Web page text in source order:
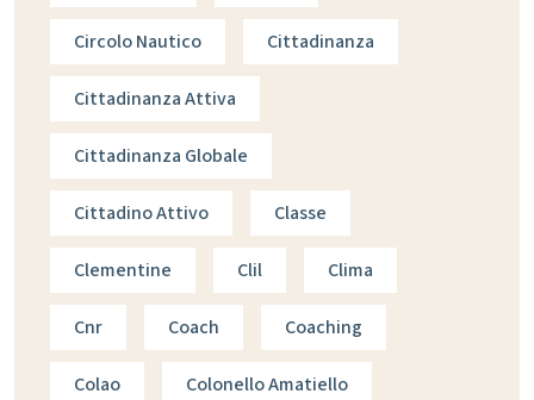
Circolo Nautico Cittadinanza
Cittadinanza Attiva
Cittadinanza Globale
Cittadino Attivo Classe
Clementine Clil Clima
Cnr Coach Coaching
Colao Colonello Amatiello